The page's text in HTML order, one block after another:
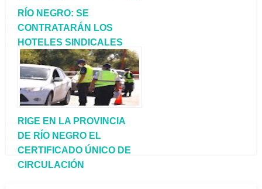
RÍO NEGRO: SE
CONTRATARÁN LOS
HOTELES SINDICALES
PARA CONTAR CON MÁS
CAMAS
RIGE EN LA PROVINCIA
DE RÍO NEGRO EL
CERTIFICADO ÚNICO DE
CIRCULACIÓN